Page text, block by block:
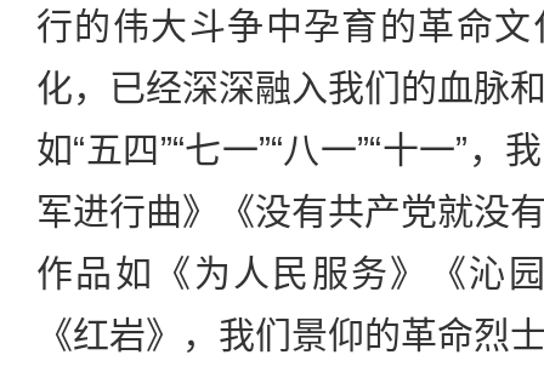
行的伟大斗争中孕育的革命
化，已经深深融入我们的血脉
如“五四”“七一”“八一”“十一”
军进行曲》《没有共产党就没
作品如《为人民服务》《沁
《红岩》，我们景仰的革命烈